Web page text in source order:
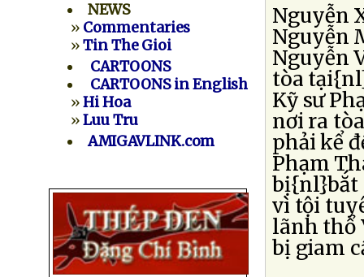
NEWS
» Commentaries
»Tin The Gioi
CARTOONS
CARTOONS in English
»Hi Hoa
»Luu Tru
AMIGAVLINK.com
Nguyễn
Nguyễn
Nguyễn
tòa
Kỹ sư
nơi ra
phải kể
Phạm
bị{nl}bắt
vì tội
lãnh thổ
bị giam